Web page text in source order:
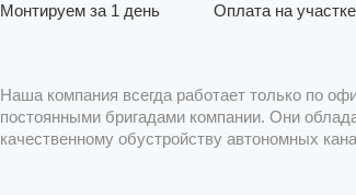
Монтируем за 1 день Оплата на участке
Наша компания всегда работает только по
постоянными бригадами компании. Они
качественному обустройству автономных